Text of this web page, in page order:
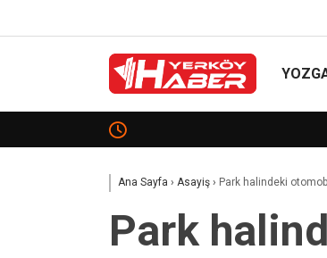
Ana Sayfa › Asayiş › Park halindeki
Park